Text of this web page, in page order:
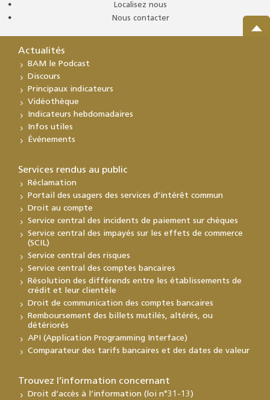
Localisez nous
Nous contacter
Actualités
BAM le Podcast
Discours
Principaux indicateurs
Vidéothèque
Indicateurs hebdomadaires
Infos utiles
Événements
Services rendus au public
Réclamation
Portail des usagers des services d’intérêt commun
Droit au compte
Service central des incidents de paiement sur chèques
Service central des impayés sur les effets de commerce
(SCIL)
Service central des risques
Service central des comptes bancaires
Résolution des différends entre les établissements de
crédit et leur clientèle
Droit de communication des comptes bancaires
Remboursement des billets mutilés, altérés, ou
détériorés
API (Application Programming Interface)
Comparateur des tarifs bancaires et des dates de valeur
Trouvez l’information concernant
Droit d’accès à l’information (loi n°31-13)